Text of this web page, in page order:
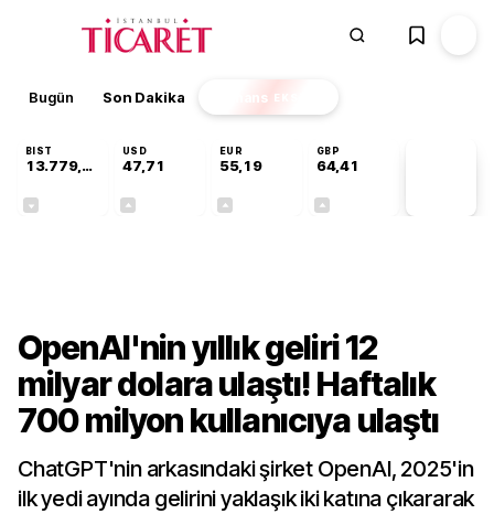
Bugün Son Dakika Finans EKSTRA
BIST
13.779,39
USD
47,71
EUR
55,19
GBP
64,41
OpenAI'nin yıllık geliri 12
milyar dolara ulaştı! Haftalık
700 milyon kullanıcıya ulaştı
ChatGPT'nin arkasındaki şirket OpenAI, 2025'in
ilk yedi ayında gelirini yaklaşık iki katına çıkararak